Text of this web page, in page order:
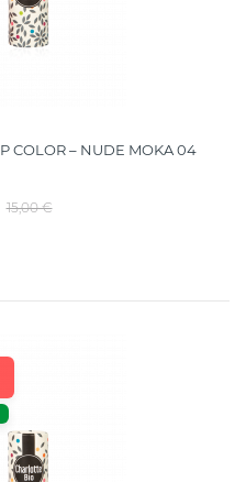
COLOR – NUDE MOKA 04
15,00 €